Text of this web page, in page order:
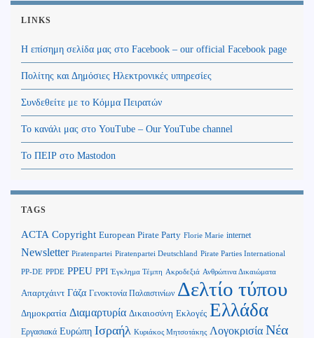
LINKS
Η επίσημη σελίδα μας στο Facebook – our official Facebook page
Πολίτης και Δημόσιες Ηλεκτρονικές υπηρεσίες
Συνδεθείτε με το Κόμμα Πειρατών
Το κανάλι μας στο YouTube – Our YouTube channel
Το ΠΕΙΡ στο Mastodon
TAGS
ACTA Copyright European Pirate Party Florie Marie internet
Newsletter Piratenpartei Piratenpartei Deutschland Pirate Parties International
PP-DE PPDE PPEU PPI Έγκλημα Τέμπη Ακροδεξιά Ανθρώπινα Δικαιώματα
Απαρτχάιντ Γάζα Γενοκτονία Παλαιστινίων Δελτίο τύπου
Δημοκρατία Διαμαρτυρία Δικαιοσύνη Εκλογές Ελλάδα
Εργασιακά Ευρώπη Ισραήλ Κυριάκος Μητσοτάκης Λογοκρισία Νέα